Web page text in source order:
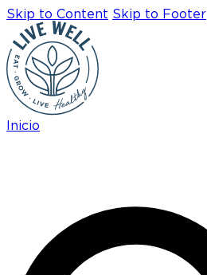
Skip to Content Skip to Footer
Inicio